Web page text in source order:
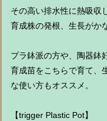
その高い排水性に熱吸収
育成株の発根、生長がか
プラ鉢派の方や、陶器鉢
育成苗をこちらで育て、
な使い方もオススメ。
【trigger Plastic Pot】